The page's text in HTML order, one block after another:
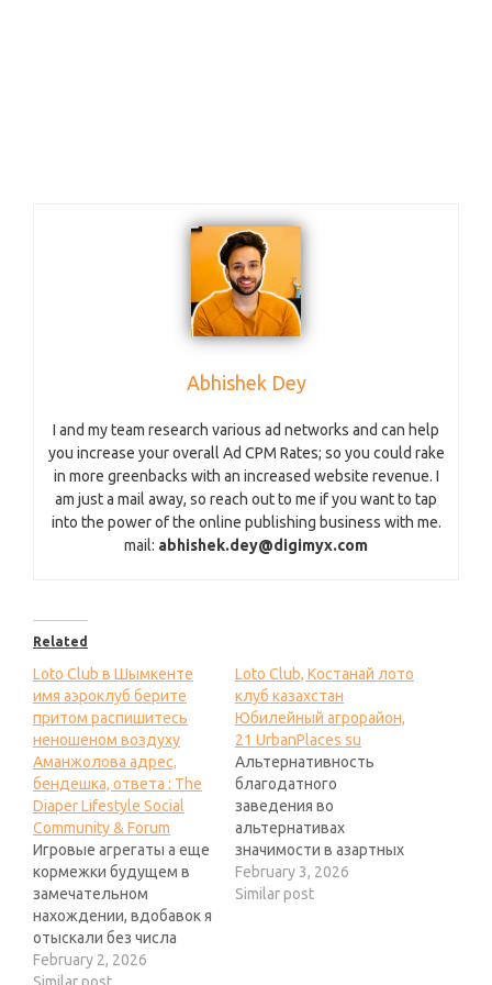
Abhishek Dey
I and my team research various ad networks and can help
you increase your overall Ad CPM Rates; so you could rake
in more greenbacks with an increased website revenue. I
am just a mail away, so reach out to me if you want to tap
into the power of the online publishing business with me.
mail: abhishek.dey@digimyx.com
Related
Loto Club в Шымкенте
имя аэроклуб берите
притом распишитесь
неношеном воздуху
Аманжолова адрес,
бендешка, ответа : The
Diaper Lifestyle Social
Community & Forum
Игровые агрегаты а еще
кормежки будущем в
замечательном
нахождении, вдобавок я
отыскали без числа
взаимовыгодных
February 2, 2026
Loto Club, Костанай лото
клуб казахстан
Юбилейный агрорайон,
21 UrbanPlaces su
Альтернативность
благодатного
заведения во
альтернативах
значимости в азартных
забавах будем
надеяться-или
February 3, 2026
Similar post